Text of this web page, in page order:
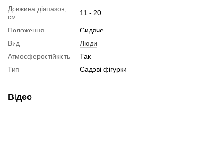
Довжина діапазон,
см
11 - 20
Положення
Сидяче
Вид
Люди
Атмосферостійкість
Так
Тип
Садові фігурки
Відео